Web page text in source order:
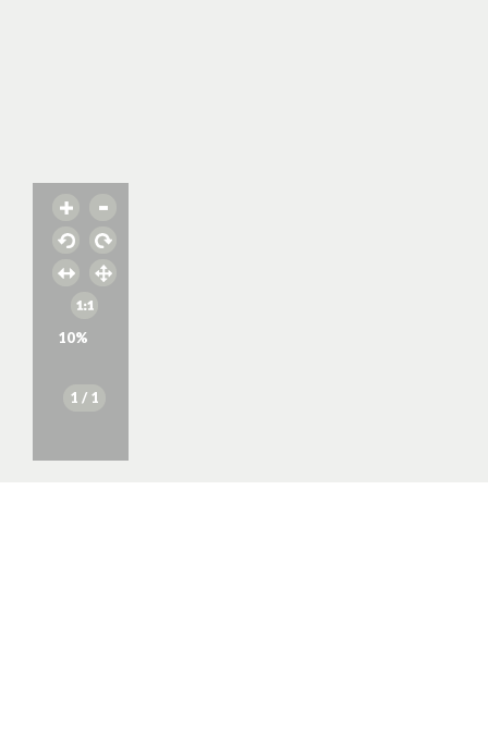
10%
1 / 1